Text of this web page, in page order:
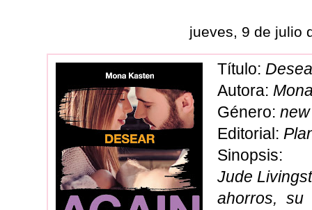
jueves, 9 de julio
Título:
Autora:
Género:
Editorial:
Sinopsis:
Jude
ahorros,